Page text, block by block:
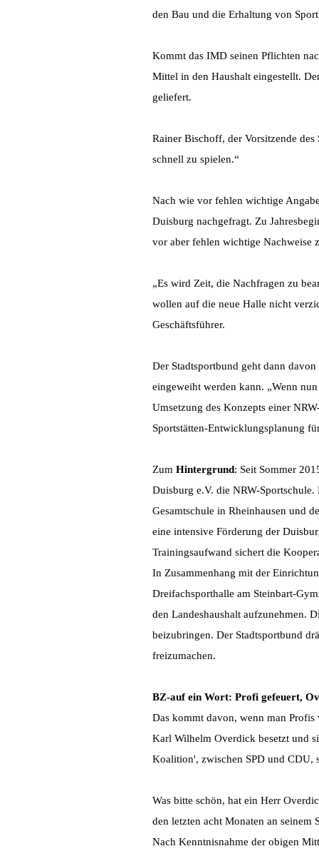
den Bau und die Erhaltung von
Kommt das IMD seinen Pflichten
Mittel in den Haushalt eingestellt.
geliefert.
Rainer Bischoff, der Vorsitzende
schnell zu spielen.“
Nach wie vor fehlen wichtige
Duisburg nachgefragt. Zu
vor aber fehlen wichtige Nachweise
„Es wird Zeit, die Nachfragen zu
wollen auf die neue Halle nicht
Geschäftsführer.
Der Stadtsportbund geht dann
eingeweiht werden kann. „Wenn
Umsetzung des Konzepts einer
Sportstätten-Entwicklungsplanung
Zum Hintergrund: Seit Sommer
Duisburg e.V. die NRW-
Gesamtschule in Rheinhausen und
eine intensive Förderung der
Trainingsaufwand sichert die
In Zusammenhang mit der
Dreifachsporthalle am Steinbart-
den Landeshaushalt aufzunehmen.
beizubringen. Der Stadtsportbund
freizumachen.
BZ-auf ein Wort: Profi gefeuert,
Das kommt davon, wenn man
Karl Wilhelm Overdick besetzt und
Koalition', zwischen SPD und CDU,
Was bitte schön, hat ein Herr
den letzten acht Monaten an seinem
Nach Kenntnisnahme der obigen